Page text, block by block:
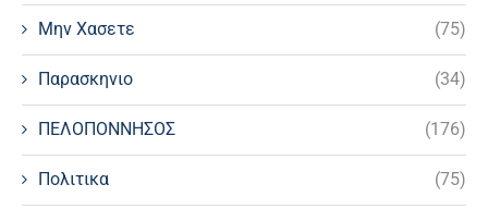
Μην Χασετε (75)
Παρασκηνιο (34)
ΠΕΛΟΠΟΝΝΗΣΟΣ (176)
Πολιτικα (75)